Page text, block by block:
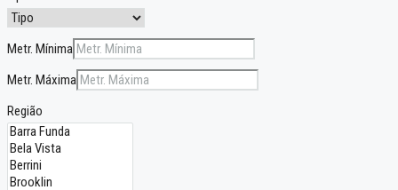
Metr. Mínima
Metr. Máxima
Região